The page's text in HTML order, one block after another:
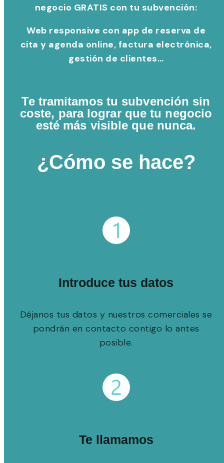
negocio GRATIS con tu subvención:
Web responsive con app de reserva de
cita y agenda online, factura electrónica,
gestión de clientes…
Te tramitamos tu subvención sin
coste, para lograr que tu negocio
esté más visible que nunca.
¿Cómo se hace?
Introduce tus datos
Déjanos tus datos y nuestros comerciales se
pondrán en contacto contigo lo antes
posible.
Te llamamos